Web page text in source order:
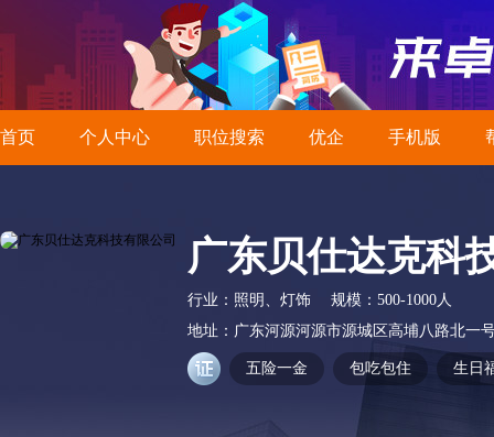
首页 个人中心 职位搜索 优企 手机版
广东贝仕达克科
行业： 照明、灯饰 规模： 500-1000人
地址： 广东河源河源市源城区高埔八路北一
五险一金 包吃包住 生日